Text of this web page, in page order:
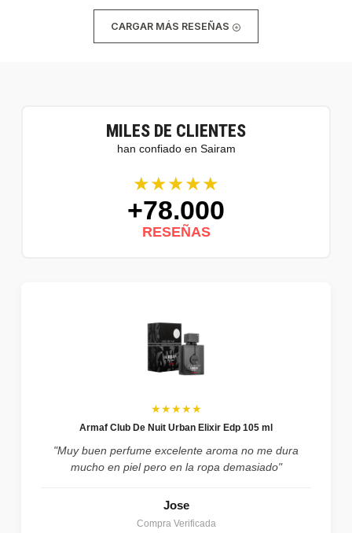
CARGAR MÁS RESEÑAS
MILES DE CLIENTES
han confiado en Sairam
★★★★★
+78.000
RESEÑAS
★★★★★
Armaf Club De Nuit Urban Elixir Edp 105 ml
"Muy buen perfume excelente aroma no me dura
mucho en piel pero en la ropa demasiado"
Jose
Compra Verificada